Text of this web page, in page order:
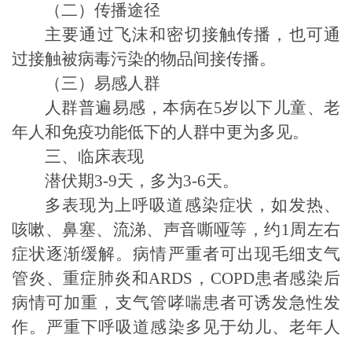
（二）传播途径
主要通过飞沫和密切接触传播，也可通
过接触被病毒污染的物品间接传播。
（三）易感人群
人群普遍易感，本病在5岁以下 儿童、老
年人和免疫功能低下的人群中更为多见。
三、临床表现
潜伏期3-9天，多为3-6天。
多表现为上呼吸道感染症状，如发热、
咳嗽、鼻塞、流涕、声音嘶哑等，约1周左右
症状逐渐缓解。病情严重者可出现毛细支气
管炎、重症肺炎和ARDS ， COPD患者感染后
病情可加重， 支气管哮喘患者可诱发急性发
作。严重下呼吸道感染多见于幼儿、老年人